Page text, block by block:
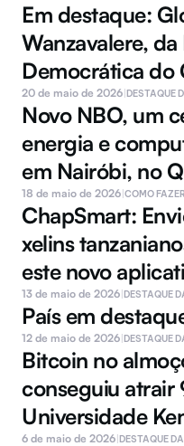
Em destaque:
Wanzavalere,
Democrática do
20 de maio de 2026|DESTAQUE
Novo NBO, um
energia e
em Nairóbi, no
18 de maio de 2026|COMO FAZER
ChapSmart:
xelins
este novo
13 de maio de 2026|DESTAQUE
País em
12 de maio de 2026|DESTAQUE
Bitcoin no
conseguiu atrair
Universidade
6 de maio de 2026|DESTAQUE